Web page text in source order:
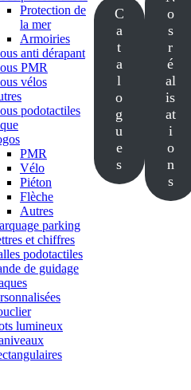
Protection de
la mer
Armoiries
anti dérapant
PMR
vélos
podotactiles
PMR
Vélo
Piéton
Flèche
Autres
parking
et chiffres
podotactiles
de guidage
lumineux
C
a
t
a
l
o
g
u
e
s
o
s
r
é
al
is
at
i
o
n
s